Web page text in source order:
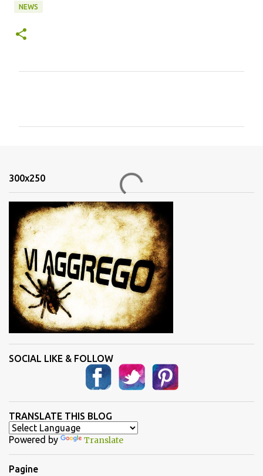
NEWS
n
i
300x250
SOCIAL LIKE & FOLLOW
TRANSLATE THIS BLOG
Powered by Translate
Pagine